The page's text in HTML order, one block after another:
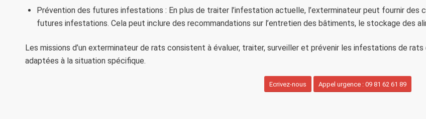
Prévention des futures infestations : En plus de traiter l’infestation actuelle, l’exterminateur peut fournir des
futures infestations. Cela peut inclure des recommandations sur l’entretien des bâtiments, le stockage des
Les missions d’un exterminateur de rats consistent à évaluer, traiter, surveiller et prévenir les infestations de
adaptées à la situation spécifique.
Ecrivez-nous Appel urgence : 09 81 62 61 89